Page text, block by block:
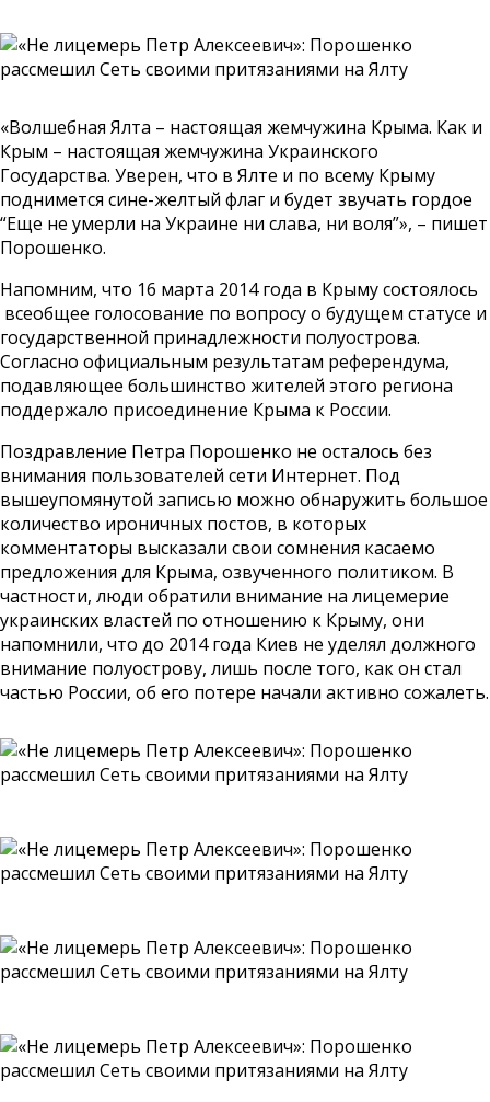
«Волшебная Ялта – настоящая жемчужина Крыма. Как и
Крым – настоящая жемчужина Украинского
Государства. Уверен, что в Ялте и по всему Крыму
поднимется сине-желтый флаг и будет звучать гордое
“Еще не умерли на Украине ни слава, ни воля”», – пишет
Порошенко.
Напомним, что 16 марта 2014 года в Крыму состоялось
всеобщее голосование по вопросу о будущем статусе и
государственной принадлежности полуострова.
Согласно официальным результатам референдума,
подавляющее большинство жителей этого региона
поддержало присоединение Крыма к России.
Поздравление Петра Порошенко не осталось без
внимания пользователей сети Интернет. Под
вышеупомянутой записью можно обнаружить большое
количество ироничных постов, в которых
комментаторы высказали свои сомнения касаемо
предложения для Крыма, озвученного политиком. В
частности, люди обратили внимание на лицемерие
украинских властей по отношению к Крыму, они
напомнили, что до 2014 года Киев не уделял должного
внимание полуострову, лишь после того, как он стал
частью России, об его потере начали активно сожалеть.